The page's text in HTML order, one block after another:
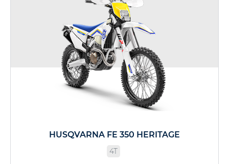
HUSQVARNA FE 350 HERITAGE
4T